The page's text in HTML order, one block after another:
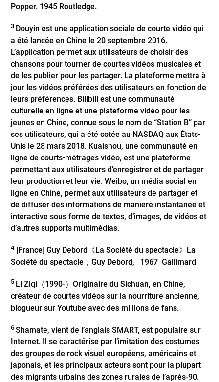
Popper. 1945 Routledge.
3 Douyin est une application sociale de courte vidéo qui
a été lancée en Chine le 20 septembre 2016.
L’application permet aux utilisateurs de choisir des
chansons pour tourner de courtes vidéos musicales et
de les publier pour les partager. La plateforme mettra à
jour les vidéos préférées des utilisateurs en fonction de
leurs préférences. Bilibili est une communauté
culturelle en ligne et une plateforme vidéo pour les
jeunes en Chine, connue sous le nom de “Station B” par
ses utilisateurs, qui a été cotée au NASDAQ aux États-
Unis le 28 mars 2018. Kuaishou, une communauté en
ligne de courts-métrages vidéo, est une plateforme
permettant aux utilisateurs d’enregistrer et de partager
leur production et leur vie. Weibo, un média social en
ligne en Chine, permet aux utilisateurs de partager et
de diffuser des informations de manière instantanée et
interactive sous forme de textes, d’images, de vidéos et
d’autres supports multimédias.
4 [France] Guy Debord《La Société du spectacle》La
Société du spectacle，Guy Debord, 1967 Gallimard
5 Li Ziqi（1990-）Originaire du Sichuan, en Chine,
créateur de courtes vidéos sur la nourriture ancienne,
blogueur sur Youtube avec des millions de fans.
6 Shamate, vient de l’anglais SMART, est populaire sur
Internet. Il se caractérise par l’imitation des costumes
des groupes de rock visuel européens, américains et
japonais, et les principaux acteurs sont pour la plupart
des migrants urbains des zones rurales de l’après-90.